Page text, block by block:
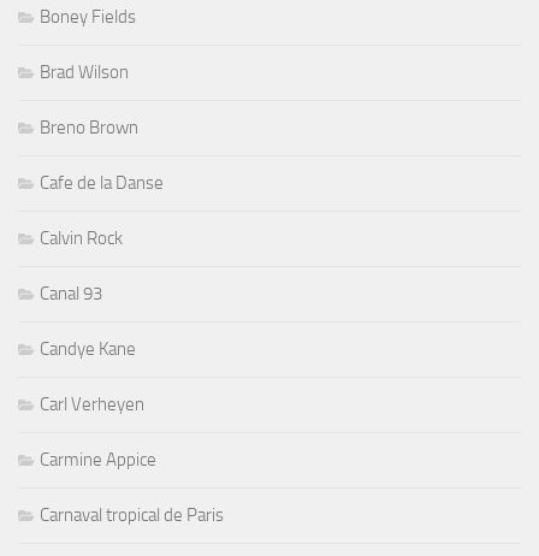
Boney Fields
Brad Wilson
Breno Brown
Cafe de la Danse
Calvin Rock
Canal 93
Candye Kane
Carl Verheyen
Carmine Appice
Carnaval tropical de Paris